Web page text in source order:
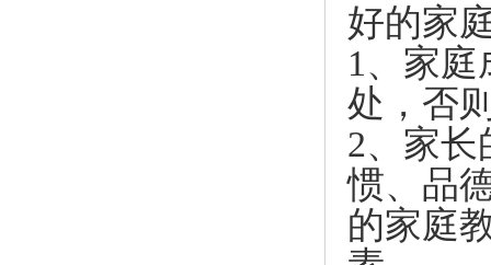
好的家
1、家
处，否
2、家
惯、品
的家庭